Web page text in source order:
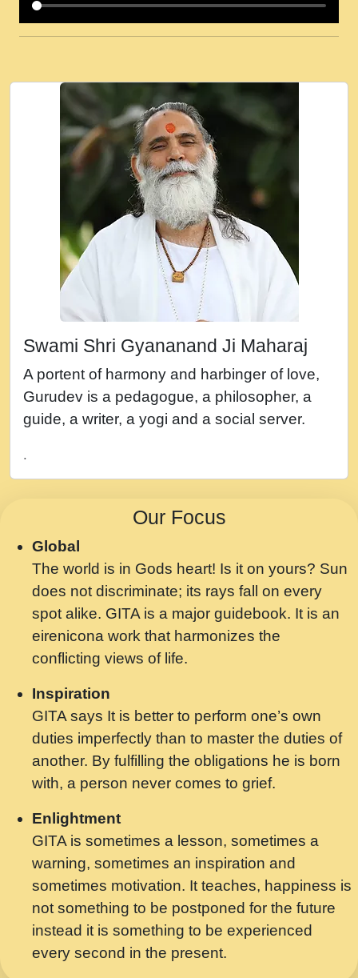
कई पकड क मर हथ र मह वदवन पहच दय! मह जन
Ki - Krishna Bhajan - New Bhajan 2020
#Ishwar Bhakti.mp3
जब से गीता ज्ञान पाया मैं बड़ी मस्ती में हूँ । 2018 -
Rishikesh - Ratan Ji Rasik.mp3
तन हल दल द सनव मड उतत सर रख क, नल रव त
गल लग जव त सर उतत हथ रख द!.mp3
तू कर प्रीतम से प्रीत, यूहीं दिन बीतते जाते हैं ।
2018 - Rishikesh - Swami Gyananand Ji
Maharaj.mp3
न म गवद गपल गद फर, पयर महन न रझद फर! shri
नह भरस रह लडडल... अपन खट करम क !!!! मह दद
सहर चरण क .....mp3
बगड नसब कसन सवर तर बगर Shri ravinandan
shastri ji maharaj.mp3
Chahe Ram Ho Chahe Shyam Ho.mp3
मझ अपन जवन बनन न आय, रठ हर क मनन न आय
Shri ravinandan shastri ji maharaj.mp3
मन अशांत मंत्र जाप - गीता प्रेरणा -Swami
Gyananand Ji Maharaj.mp3
मन बध लय परम वल कगन Special Shyam
Saawariya.mp3
मर गनय न अपरध लडडल शर रध.... Shri
ravinandan shastri ji maharaj.mp3
मेरे मन हरी का ध्यान लगा - भजन भाव - 2018 -
Rishikesh - Swami Gyananand Ji
Maharaj.mp3
यह हसरत तलब ह नकज कमर Yahi Hasraten
Talab Hai Bhav Pravah #bhajan.mp3
लडल ज बल ल क ज न लग Sadhvi Purnima Ji
7.9.2021 जवल नगर दलल #बसर.mp3
सख भ मझ पयर ह दख भ मझ पयर ह!छड म कस दत
Swami Shri Gyananand Ji Maharaj
A portent of harmony and harbinger of love,
Gurudev is a pedagogue, a philosopher, a
guide, a writer, a yogi and a social server.
.
Our Focus
Global
The world is in Gods heart! Is it on yours? Sun
does not discriminate; its rays fall on every
spot alike. GITA is a major guidebook. It is an
eirenicona work that harmonizes the
conflicting views of life.
Inspiration
GITA says It is better to perform one’s own
duties imperfectly than to master the duties of
another. By fulfilling the obligations he is born
with, a person never comes to grief.
Enlightment
GITA is sometimes a lesson, sometimes a
warning, sometimes an inspiration and
sometimes motivation. It teaches, happiness is
not something to be postponed for the future
instead it is something to be experienced
every second in the present.